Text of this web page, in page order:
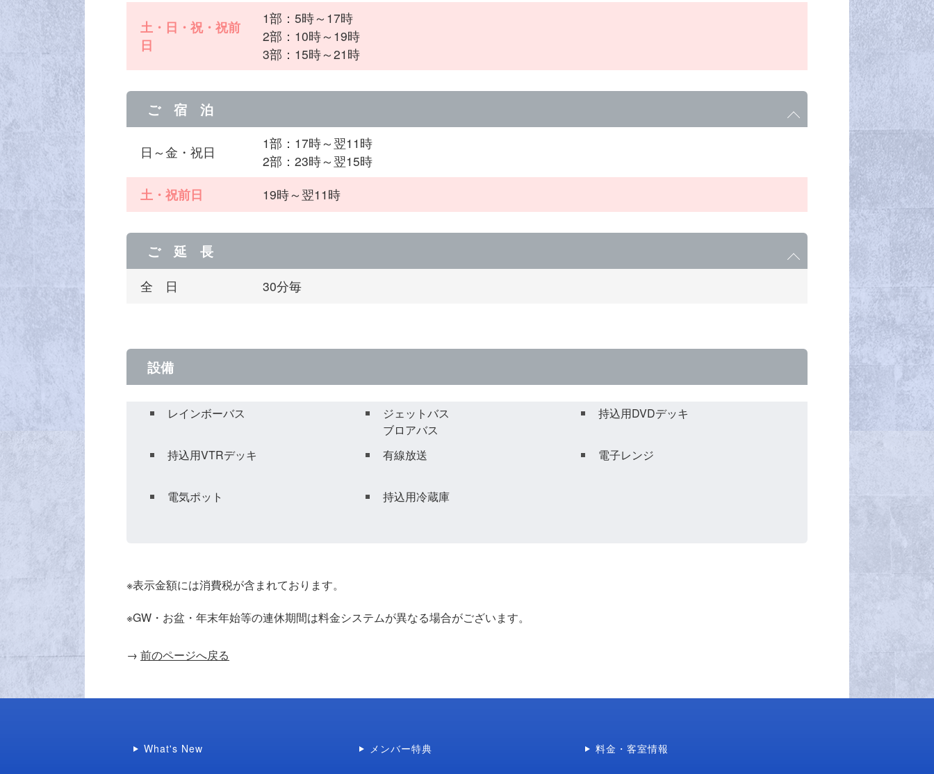
土・日・祝・祝前
日
1部：5時～17時
2部：10時～19時
3部：15時～21時
ご 宿 泊
日～金・祝日
1部：17時～翌11時
2部：23時～翌15時
土・祝前日
19時～翌11時
ご 延 長
全 日 30分毎
設備
レインボーバス
ジェットバス
ブロアバス
持込用DVDデッキ
持込用VTRデッキ 有線放送 電子レンジ
電気ポット 持込用冷蔵庫
※表示金額には消費税が含まれております。
※GW・お盆・年末年始等の連休期間は料金システムが異なる場合がございます。
→ 前のページへ戻る
What's New メンバー特典 料金・客室情報